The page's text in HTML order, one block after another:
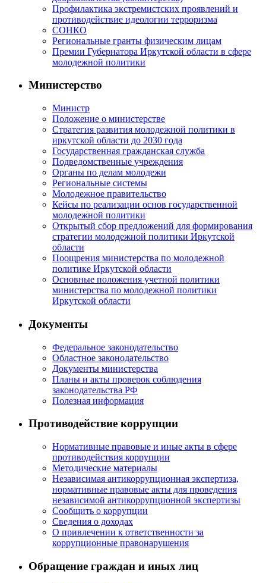
Профилактика экстремистских проявлений и
противодействие идеологии терроризма
СОНКО
Региональные гранты физическим лицам
Премии Губернатора Иркутской области в сфере
молодежной политики
Министерство
Министр
Положение о министерстве
Стратегия развития молодежной политики в
иркутской области до 2030 года
Государственная гражданская служба
Подведомственные учреждения
Органы по делам молодежи
Региональные системы
Молодежное правительство
Кейсы по реализации основ государственной
молодежной политики
Открытый сбор предложений для формирования
стратегии молодежной политики Иркутской
области
Поощрения министерства по молодежной
политике Иркутской области
Основные положения учетной политики
министерства по молодежной политики
Иркутской области
Документы
Федеральное законодательство
Областное законодательство
Документы министерства
Планы и акты проверок соблюдения
законодательства РФ
Полезная информация
Противодействие коррупции
Нормативные правовые и иные акты в сфере
противодействия коррупции
Методические материалы
Независимая антикоррупционная экспертиза,
нормативные правовые акты для проведения
независимой антикоррупционной экспертизы
Сообщить о коррупции
Сведения о доходах
О привлечении к ответственности за
коррупционные правонарушения
Обращение граждан и иных лиц